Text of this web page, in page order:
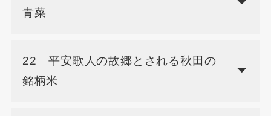
青菜
22 平安歌人の故郷とされる秋田の
銘柄米